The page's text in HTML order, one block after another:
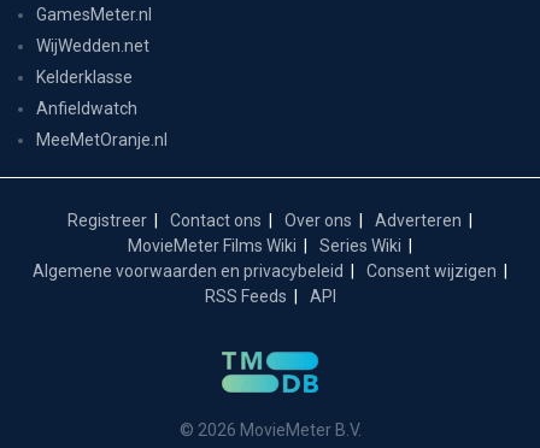
GamesMeter.nl
WijWedden.net
Kelderklasse
Anfieldwatch
MeeMetOranje.nl
Registreer Contact ons Over ons
Adverteren
MovieMeter Films Wiki
Series Wiki
Algemene voorwaarden en privacybeleid
Consent wijzigen
RSS Feeds
API
© 2026 MovieMeter B.V.